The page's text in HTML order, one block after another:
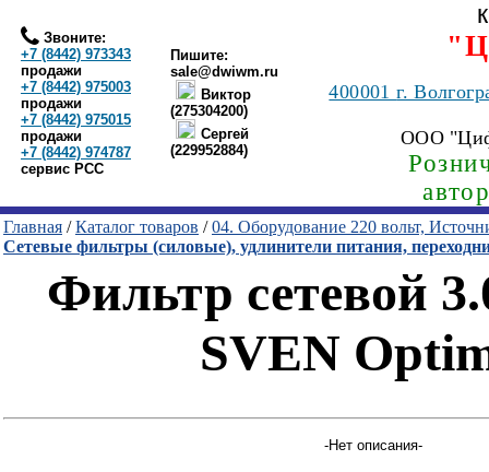
Звоните:
+7 (8442) 973343
продажи
+7 (8442) 975003
продажи
+7 (8442) 975015
продажи
+7 (8442) 974787
сервис РСС
Пишите:
sale@dwiwm.ru
Виктор
(275304200)
Сергей
(229952884)
400001г.
ООО
Главная /Каталог товаров /04. Оборудование 220 вольт,
Сетевые фильтры (силовые), удлинители питания,
Фильтр сетевой
SVEN
-Нет описания-